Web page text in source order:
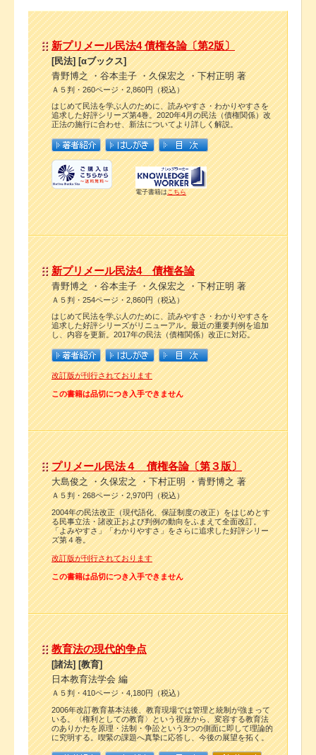
新プリメール民法4 債権各論〔第2版〕
[民法] [αブックス]
青野博之 ・谷本圭子 ・久保宏之 ・下村正明 著
Ａ５判・260ページ・2,860円（税込）
はじめて民法を学ぶ人のために、読みやすさ・わかりやすさを
追求した好評シリーズ第4巻。2020年4月の民法（債権関係）改
正法の施行に合わせ、新法についてより詳しく解説。
電子書籍はこちら
新プリメール民法4 債権各論
青野博之 ・谷本圭子 ・久保宏之 ・下村正明 著
Ａ５判・254ページ・2,860円（税込）
はじめて民法を学ぶ人のために、読みやすさ・わかりやすさを
追求した好評シリーズがリニューアル。最近の重要判例を追加
し、内容を更新。2017年の民法（債権関係）改正に対応。
改訂版が刊行されております
この書籍は品切につき入手できません
プリメール民法４ 債権各論〔第３版〕
大島俊之 ・久保宏之 ・下村正明 ・青野博之 著
Ａ５判・268ページ・2,970円（税込）
2004年の民法改正（現代語化、保証制度の改正）をはじめとす
る民事立法・諸改正および判例の動向をふまえて全面改訂。
「よみやすさ」「わかりやすさ」をさらに追求した好評シリー
ズ第４巻。
改訂版が刊行されております
この書籍は品切につき入手できません
教育法の現代的争点
[諸法] [教育]
日本教育法学会 編
Ａ５判・410ページ・4,180円（税込）
2006年改訂教育基本法後、教育現場では管理と統制が強まって
いる。〈権利としての教育〉という視座から、変容する教育法
のありかたを原理・法制・争訟という3つの側面に即して理論的
に究明する。喫緊の課題へ真摯に応答し、今後の展望を拓く。